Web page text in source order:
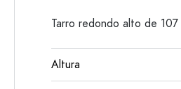
Tarro redondo alto de
Altura